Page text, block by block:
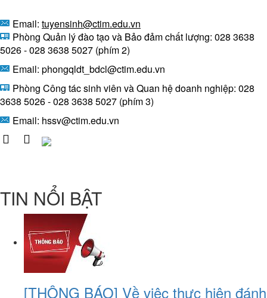
Email: tuyensinh@ctim.edu.vn
Phòng Quản lý đào tạo và Bảo đảm chất lượng: 028 3638
5026 - 028 3638 5027 (phím 2)
Email: phongqldt_bdcl@ctim.edu.vn
Phòng Công tác sinh viên và Quan hệ doanh nghiệp: 028
3638 5026 - 028 3638 5027 (phím 3)
Email: hssv@ctim.edu.vn
TIN NỔI BẬT
[THÔNG BÁO] Về việc thực hiện đánh